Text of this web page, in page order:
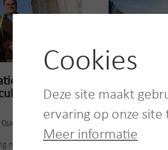
een mooi
Quevy
met een passie voor
draagt bij
Cookies
Deze site maakt
ervaring op onze site
Meer informatie